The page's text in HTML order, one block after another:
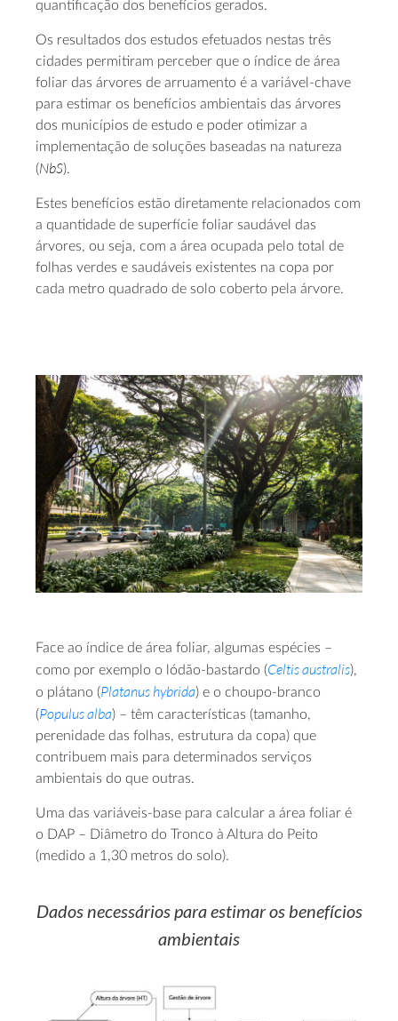
quantificação dos benefícios gerados.
Os resultados dos estudos efetuados nestas três
cidades permitiram perceber que o índice de área
foliar das árvores de arruamento é a variável-chave
para estimar os benefícios ambientais das árvores
dos municípios de estudo e poder otimizar a
implementação de soluções baseadas na natureza
(NbS).
Estes benefícios estão diretamente relacionados com
a quantidade de superfície foliar saudável das
árvores, ou seja, com a área ocupada pelo total de
folhas verdes e saudáveis existentes na copa por
cada metro quadrado de solo coberto pela árvore.
Face ao índice de área foliar, algumas espécies –
como por exemplo o lódão-bastardo (Celtis australis),
o plátano (Platanus hybrida) e o choupo-branco
(Populus alba) – têm características (tamanho,
perenidade das folhas, estrutura da copa) que
contribuem mais para determinados serviços
ambientais do que outras.
Uma das variáveis-base para calcular a área foliar é
o DAP – Diâmetro do Tronco à Altura do Peito
(medido a 1,30 metros do solo).
Dados necessários para estimar os benefícios
ambientais